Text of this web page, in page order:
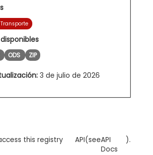
ODS ZIP
3 de julio de 2026
this registry
API(seeAPI
Docs
).